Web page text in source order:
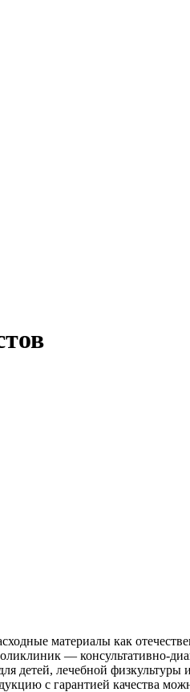
материалы как
— консультативно-
детей, лечебной
с гарантией качества